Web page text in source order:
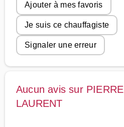
Ajouter à mes favoris
Je suis ce chauffagiste
Signaler une erreur
Aucun avis sur PIERRE
LAURENT